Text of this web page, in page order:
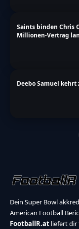
Saints binden Chris
Millionen-Vertrag
Deebo Samuel kehrt
Dein Super Bowl
American Football
FootballR.at liefert dir